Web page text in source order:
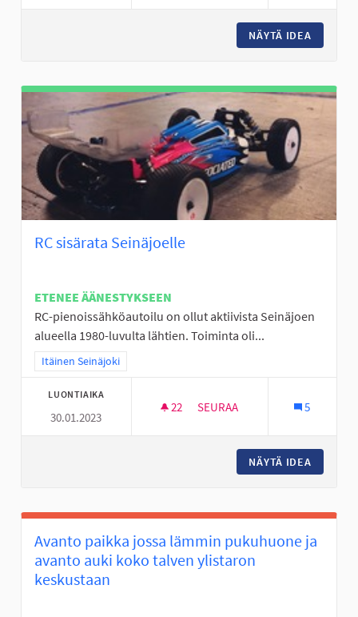
NÄYTÄ IDEA
RC sisärata Seinäjoelle
ETENEE ÄÄNESTYKSEEN
RC-pienoissähköautoilu on ollut aktiivista Seinäjoen
alueella 1980-luvulta lähtien. Toiminta oli...
Rajaa tulokset teeman mukaan: Itäinen Seinäjoki
Itäinen Seinäjoki
LUONTIAIKA
30.01.2023
22 22 SEURAAJAA
SEURAA 5
NÄYTÄ IDEA
Avanto paikka jossa lämmin pukuhuone ja
avanto auki koko talven ylistaron
keskustaan